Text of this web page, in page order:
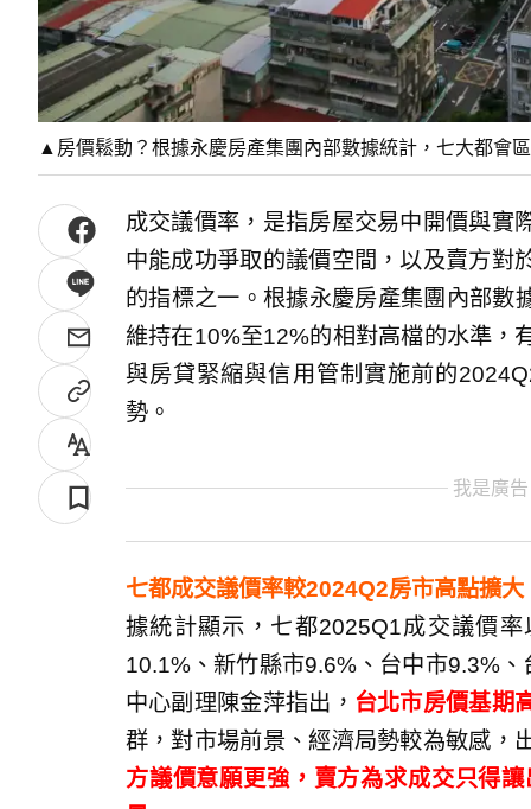
▲房價鬆動？根據永慶房產集團內部數據統計，七大都會
成交議價率，是指房屋交易中開價與實
中能成功爭取的議價空間，以及賣方對
的指標之一。根據永慶房產集團內部數
維持在10%至12%的相對高檔的水準，
與房貸緊縮與信用管制實施前的
勢。
我是廣
七都成交議價率較2024Q2房市高點擴大
據統計顯示，七都2025Q1成交議價
10.1%、新竹縣市9.6%、台中市9.3%
中心副理陳金萍指出， 台北市房價基期
群，對市場前景、經濟局勢較為敏感，
方議價意願更強，賣方為求成交只得